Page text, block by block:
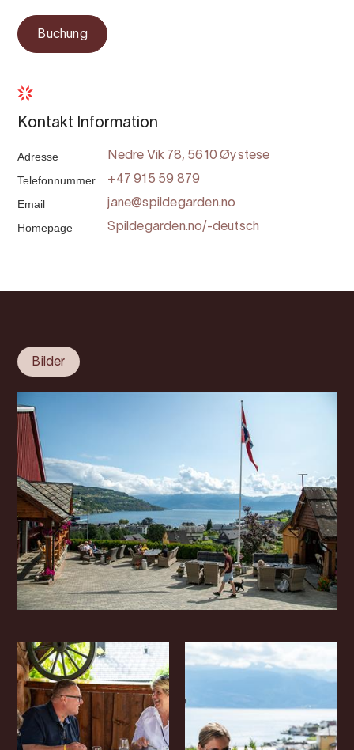
Buchung
Kontakt Information
Adresse Nedre Vik 78, 5610 Øystese
Telefonnummer +47 915 59 879
Email jane@spildegarden.no
Homepage Spildegarden.no/-deutsch
Bilder